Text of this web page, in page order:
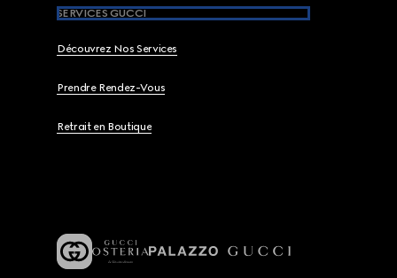
SERVICES GUCCI
Découvrez Nos Services
Prendre Rendez-Vous
Retrait en Boutique